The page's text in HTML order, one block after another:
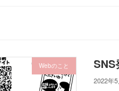
Webのこと SNS
2022年